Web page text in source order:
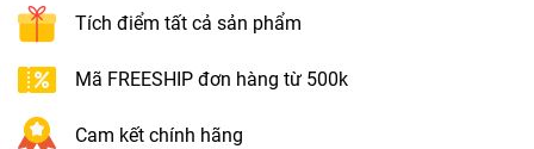
Tích điểm tất cả sản phẩm
Mã FREESHIP đơn hàng từ 500k
Cam kết chính hãng